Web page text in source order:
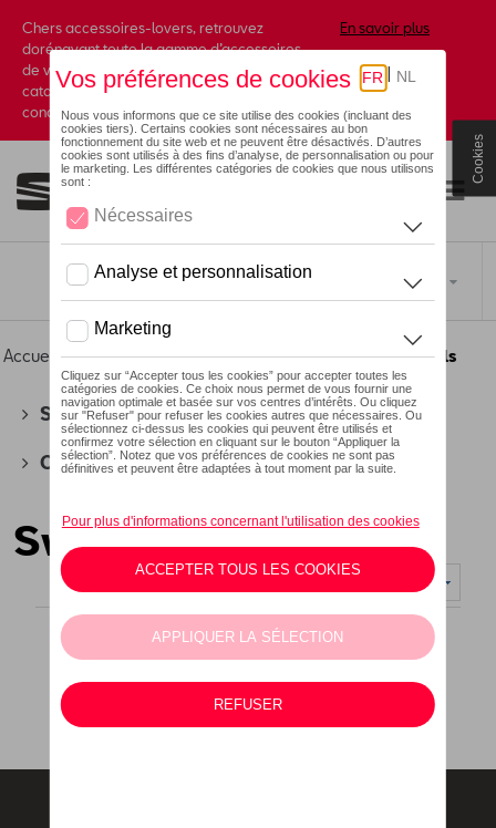
Chers accessoires-lovers, retrouvez
dorénavant toute la gamme d’accessoires
de votre marque préférée sous forme de
catalogue à commander auprès de votre
concessionaire.
En savoir plus
Accueil >Pour vous >Textile >Enfants > Sweats et pulls
SEAT(178)
CUPRA(201)
Sweats et pulls
Cookies